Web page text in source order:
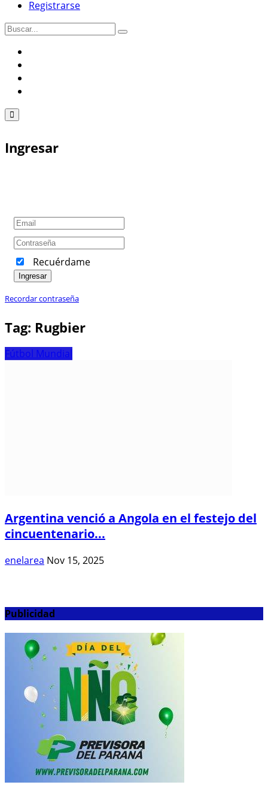
Registrarse
Ingresar
Recuérdame
Ingresar
Recordar contraseña
Tag: Rugbier
Fútbol Mundial
Argentina venció a Angola en el festejo del
cincuentenario...
enelarea Nov 15, 2025
Publicidad